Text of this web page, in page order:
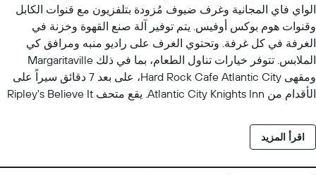
الواي فاي المجانية وغرف ضيوف مُزودة بتلفزيون مع قنوات الكابل
وقنوات هوم بوكس أوفيس. يتم توفير آلة صنع القهوة وخزنة في
الغرفة في كل غرفة. وتحتوي الغرف على راديو منبه ومرافق كي
الملابس. تتوفر خيارات تناول الطعام، بما في ذلك Margaritaville
ومقهى Hard Rock Cafe Atlantic City، على بعد 7 دقائق سيراً على
الأقدام من Atlantic City Knights Inn. يقع متحف Ripley's Believe It
اقرأ المزيد